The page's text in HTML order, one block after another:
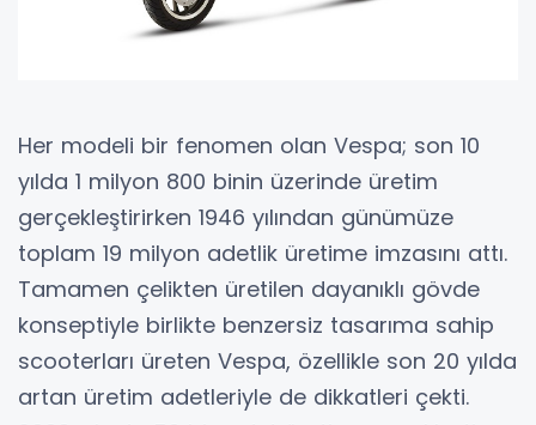
Her modeli bir fenomen olan Vespa; son 10
yılda 1 milyon 800 binin üzerinde üretim
gerçekleştirirken 1946 yılından günümüze
toplam 19 milyon adetlik üretime imzasını attı.
Tamamen çelikten üretilen dayanıklı gövde
konseptiyle birlikte benzersiz tasarıma sahip
scooterları üreten Vespa, özellikle son 20 yılda
artan üretim adetleriyle de dikkatleri çekti.